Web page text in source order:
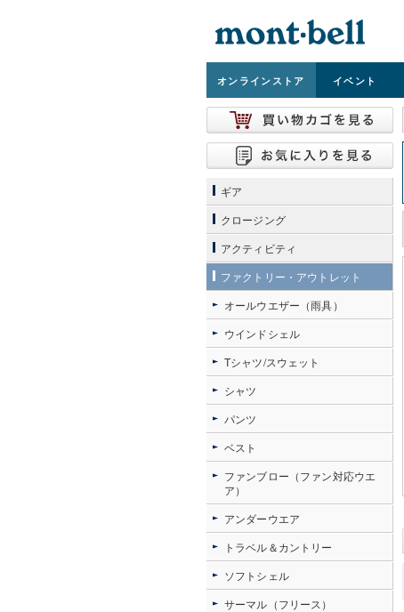
オンラインストア イベント
ギア
クロージング
アクティビティ
ファクトリー・アウトレット
オールウエザー（雨具）
ウインドシェル
Tシャツ/スウェット
シャツ
パンツ
ベスト
ファンブロー（ファン対応ウエ
ア）
アンダーウエア
トラベル＆カントリー
ソフトシェル
サーマル（フリース）